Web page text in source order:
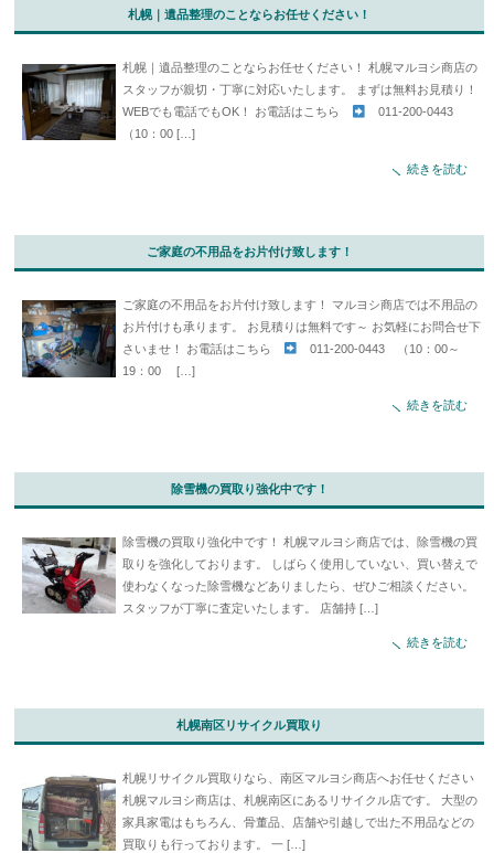
札幌｜遺品整理のことならお任せください！
札幌｜遺品整理のことならお任せください！ 札幌マルヨシ商店の
スタッフが親切・丁寧に対応いたします。 まずは無料お見積り！
WEBでも電話でもOK！ お電話はこちら
011-200-0443
（10：00 […]
続きを読む
ご家庭の不用品をお片付け致します！
ご家庭の不用品をお片付け致します！ マルヨシ商店では不用品の
お片付けも承ります。 お見積りは無料です～ お気軽にお問合せ下
さいませ！ お電話はこちら
011-200-0443 （10：00～
19：00 […]
続きを読む
除雪機の買取り強化中です！
除雪機の買取り強化中です！ 札幌マルヨシ商店では、除雪機の買
取りを強化しております。 しばらく使用していない、買い替えで
使わなくなった除雪機などありましたら、ぜひご相談ください。
スタッフが丁寧に査定いたします。 店舗持 […]
続きを読む
札幌南区リサイクル買取り
札幌リサイクル買取りなら、南区マルヨシ商店へお任せください
札幌マルヨシ商店は、札幌南区にあるリサイクル店です。 大型の
家具家電はもちろん、骨董品、店舗や引越しで出た不用品などの
買取りも行っております。 一 […]